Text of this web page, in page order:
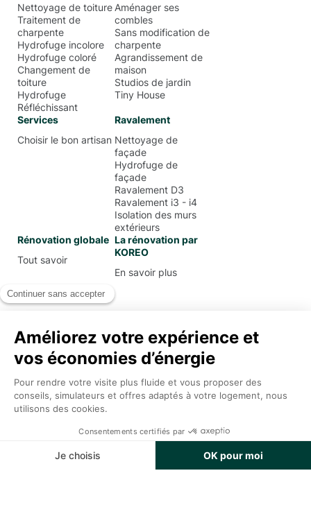
Appel Devis Gratuit
Nettoyage de toiture
Traitement de
charpente
Hydrofuge incolore
Hydrofuge coloré
Changement de
toiture
Hydrofuge
Réfléchissant
Aménager ses
combles
Sans modification de
charpente
Agrandissement de
maison
Studios de jardin
Tiny House
Services
Choisir le bon artisan
Ravalement
Nettoyage de
façade
Hydrofuge de
façade
Ravalement D3
Ravalement i3 - i4
Isolation des murs
extérieurs
Rénovation globale
Tout savoir
La rénovation par
KOREO
En savoir plus
Mentions Légales
Conditions Générales d’Utilisation
Politique de confidentialité